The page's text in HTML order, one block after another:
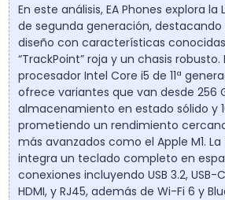
En este análisis, EA Phones explora la
de segunda generación,
diseño con características
“TrackPoint” roja y un chasis
procesador Intel Core i5 de 11ª
ofrece variantes que van desde 256
almacenamiento en estado sólido y
prometiendo un rendimiento
más avanzados como el Apple M1. La
integra un teclado completo en
conexiones incluyendo USB 3.2,
HDMI, y RJ45, además de Wi-Fi 6 y